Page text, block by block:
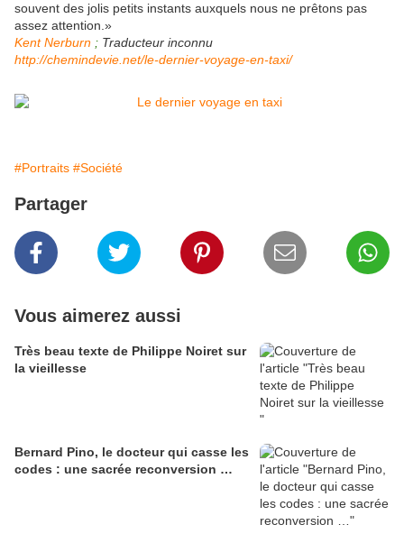
souvent des jolis petits instants auxquels nous ne prêtons pas
assez attention.»
Kent Nerburn ; Traducteur inconnu
http://chemindevie.net/le-dernier-voyage-en-taxi/
#Portraits #Société
Partager
Vous aimerez aussi
Très beau texte de Philippe Noiret sur
la vieillesse
Bernard Pino, le docteur qui casse les
codes : une sacrée reconversion …